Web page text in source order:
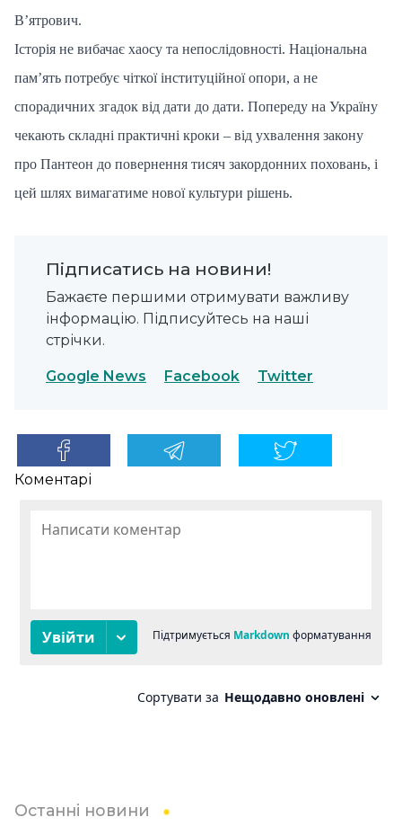
В’ятрович.
Історія не вибачає хаосу та непослідовності. Національна
пам’ять потребує чіткої інституційної опори, а не
спорадичних згадок від дати до дати. Попереду на Україну
чекають складні практичні кроки – від ухвалення закону
про Пантеон до повернення тисяч закордонних поховань, і
цей шлях вимагатиме нової культури рішень.
Підписатись на новини!
Бажаєте першими отримувати важливу
інформацію. Підписуйтесь на наші
стрічки.
Google News Facebook Twitter
Коментарі
Останні новини